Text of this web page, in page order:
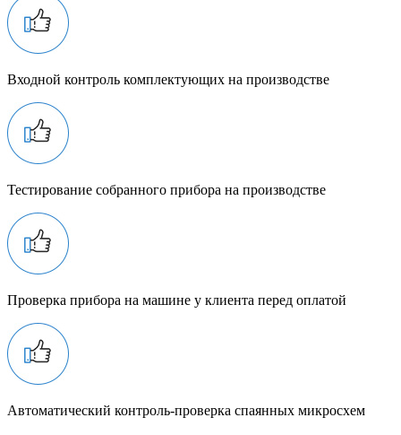
Входной контроль комплектующих на производстве
Тестирование собранного прибора на производстве
Проверка прибора на машине у клиента перед оплатой
Автоматический контроль-проверка спаянных микросхем